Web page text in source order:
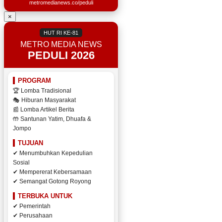
metromedianews.co/peduli
×
HUT RI KE-81
METRO MEDIA NEWS
PEDULI 2026
PROGRAM
🏆 Lomba Tradisional
🎭 Hiburan Masyarakat
📰 Lomba Artikel Berita
🤲 Santunan Yatim, Dhuafa &
Jompo
TUJUAN
✔ Menumbuhkan Kepedulian
Sosial
✔ Mempererat Kebersamaan
✔ Semangat Gotong Royong
TERBUKA UNTUK
✔ Pemerintah
✔ Perusahaan